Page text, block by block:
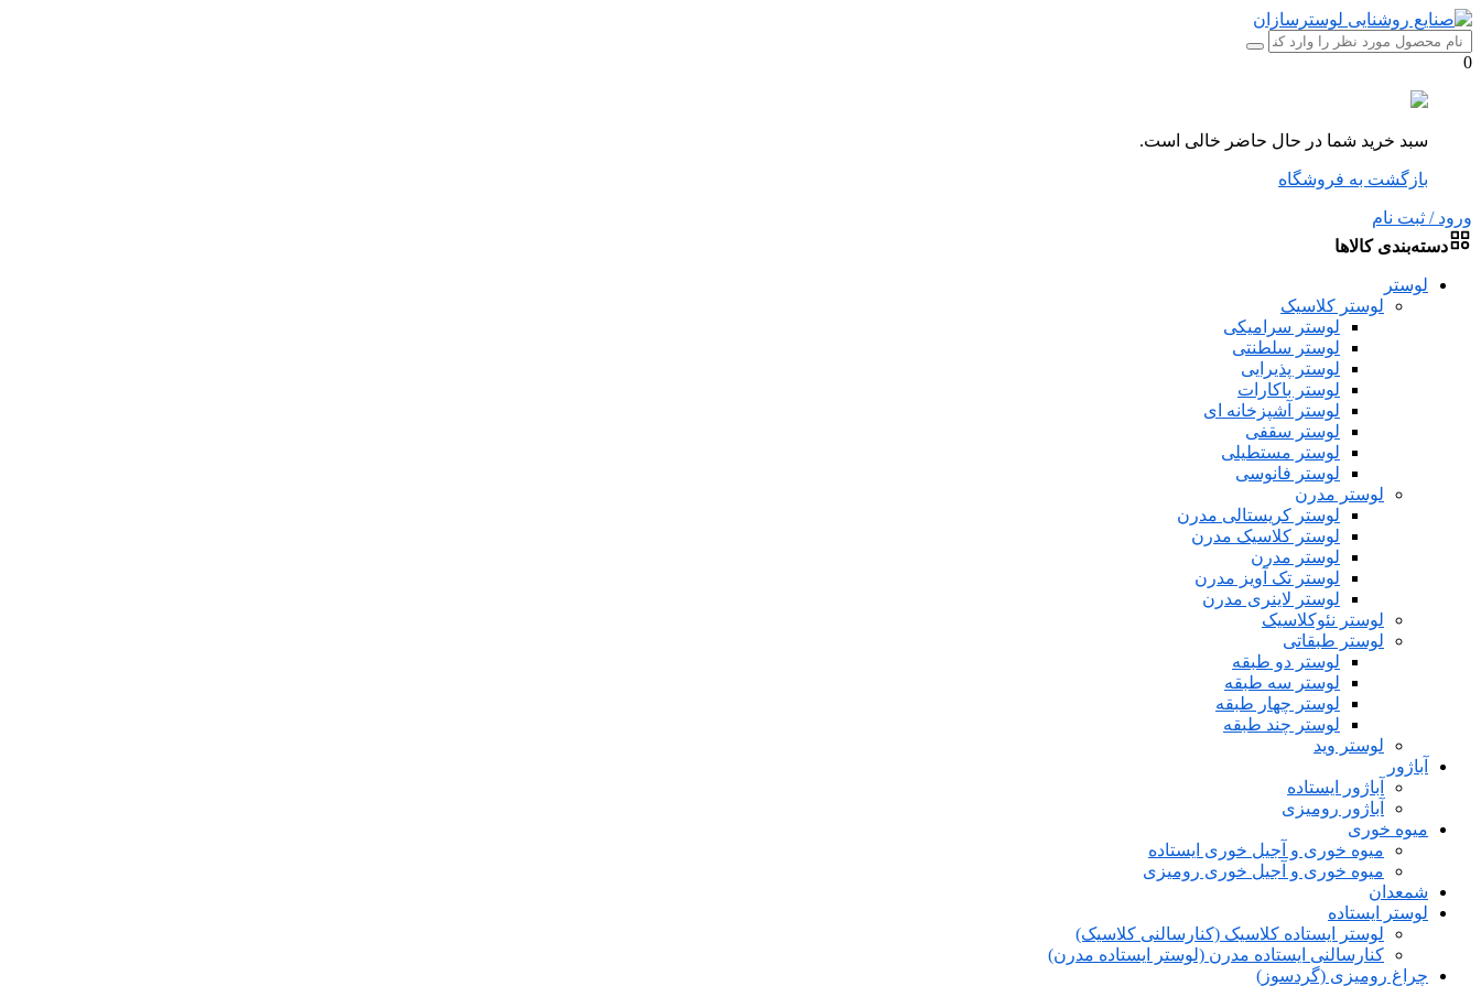
0
سبد خرید شما در حال حاضر خالی است.
بازگشت به فروشگاه
ورود / ثبت نام
دسته‌بندی کالاها
لوستر
لوستر کلاسیک
لوستر سرامیکی
لوستر سلطنتی
لوستر پذیرایی
لوستر باکارات
لوستر آشپزخانه ای
لوستر سقفی
لوستر مستطیلی
لوستر فانوسی
لوستر مدرن
لوستر کریستالی مدرن
لوستر کلاسیک مدرن
لوستر مدرن
لوستر تک آویز مدرن
لوستر لاینری مدرن
لوستر نئوکلاسیک
لوستر طبقاتی
لوستر دو طبقه
لوستر سه طبقه
لوستر چهار طبقه
لوستر چند طبقه
لوستر وید
آباژور
آباژور ایستاده
آباژور رومیزی
میوه خوری
میوه خوری و آجیل خوری ایستاده
میوه خوری و آجیل خوری رومیزی
شمعدان
لوستر ایستاده
لوستر ایستاده کلاسیک (کنارسالنی کلاسیک)
کنارسالنی ایستاده مدرن (لوستر ایستاده مدرن)
چراغ رومیزی (گردسوز)